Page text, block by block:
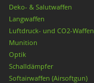
Deko- & Salutwaffen
Langwaffen
Luftdruck- und CO2-Waffen
Munition
Optik
Schalldämpfer
Softairwaffen (Airsoftgun)